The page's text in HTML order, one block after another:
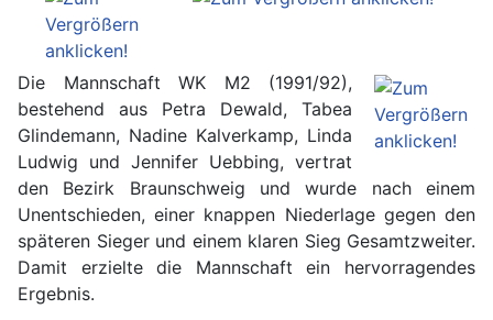
Die Mannschaft WK M2 (1991/92),
bestehend aus Petra Dewald, Tabea
Glindemann, Nadine Kalverkamp, Linda
Ludwig und Jennifer Uebbing, vertrat
den Bezirk Braunschweig und wurde nach einem
Unentschieden, einer knappen Niederlage gegen den
späteren Sieger und einem klaren Sieg Gesamtzweiter.
Damit erzielte die Mannschaft ein hervorragendes
Ergebnis.